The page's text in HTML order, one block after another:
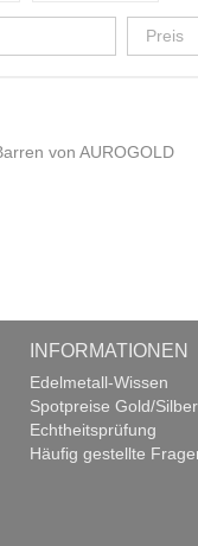
Preis
INFORMATIONEN
Edelmetall-Wissen
Spotpreise Gold/Silber
Echtheitsprüfung
Häufig gestellte